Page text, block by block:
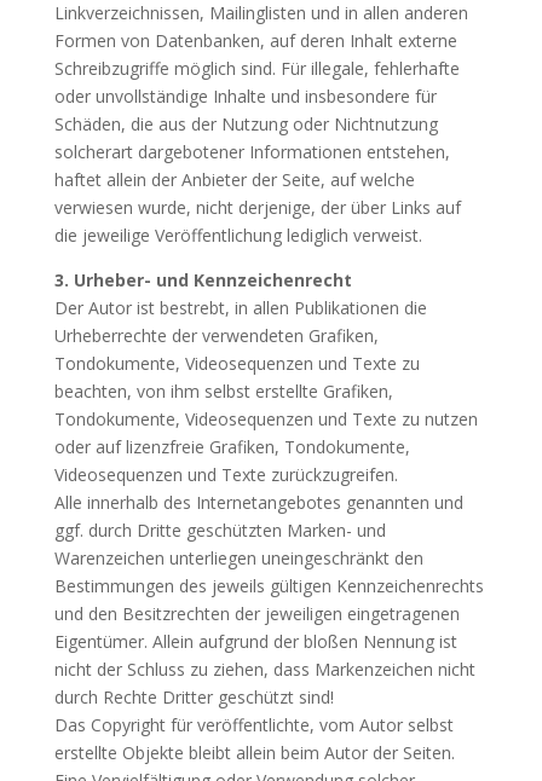
Linkverzeichnissen, Mailinglisten und in allen anderen
Formen von Datenbanken, auf deren Inhalt externe
Schreibzugriffe möglich sind. Für illegale, fehlerhafte
oder unvollständige Inhalte und insbesondere für
Schäden, die aus der Nutzung oder Nichtnutzung
solcherart dargebotener Informationen entstehen,
haftet allein der Anbieter der Seite, auf welche
verwiesen wurde, nicht derjenige, der über Links auf
die jeweilige Veröffentlichung lediglich verweist.
3. Urheber- und Kennzeichenrecht
Der Autor ist bestrebt, in allen Publikationen die
Urheberrechte der verwendeten Grafiken,
Tondokumente, Videosequenzen und Texte zu
beachten, von ihm selbst erstellte Grafiken,
Tondokumente, Videosequenzen und Texte zu nutzen
oder auf lizenzfreie Grafiken, Tondokumente,
Videosequenzen und Texte zurückzugreifen.
Alle innerhalb des Internetangebotes genannten und
ggf. durch Dritte geschützten Marken- und
Warenzeichen unterliegen uneingeschränkt den
Bestimmungen des jeweils gültigen Kennzeichenrechts
und den Besitzrechten der jeweiligen eingetragenen
Eigentümer. Allein aufgrund der bloßen Nennung ist
nicht der Schluss zu ziehen, dass Markenzeichen nicht
durch Rechte Dritter geschützt sind!
Das Copyright für veröffentlichte, vom Autor selbst
erstellte Objekte bleibt allein beim Autor der Seiten.